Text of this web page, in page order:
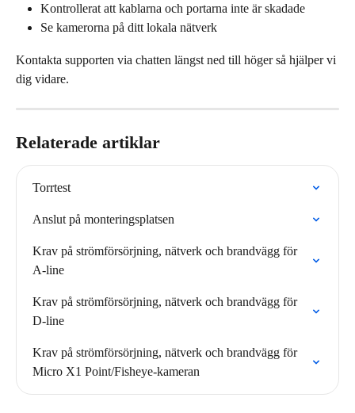
Kontrollerat att kablarna och portarna inte är skadade
Se kamerorna på ditt lokala nätverk
Kontakta supporten via chatten längst ned till höger så hjälper vi
dig vidare.
Relaterade artiklar
Torrtest
Anslut på monteringsplatsen
Krav på strömförsörjning, nätverk och brandvägg för
A-line
Krav på strömförsörjning, nätverk och brandvägg för
D-line
Krav på strömförsörjning, nätverk och brandvägg för
Micro X1 Point/Fisheye-kameran